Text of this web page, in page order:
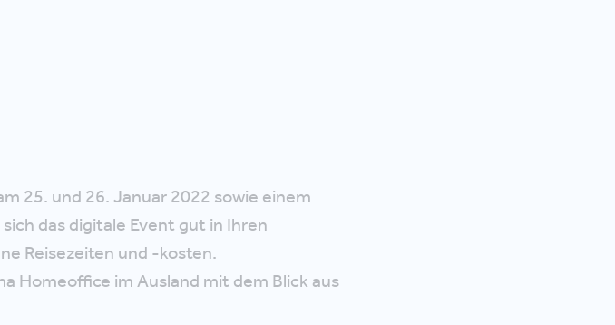
25. und 26. Januar 2022 sowie einem
das digitale Event gut in Ihren
Reisezeiten und -kosten.
Homeoffice im Ausland mit dem Blick aus